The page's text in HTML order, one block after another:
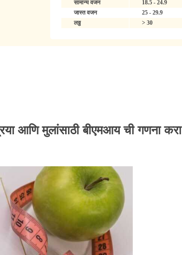
सामान्य वजन
18.5 - 24.9
जास्त वजन
25 - 29.9
लठ्ठ
> 30
आणि मुलांसाठी बीएमआय ची गणना करा